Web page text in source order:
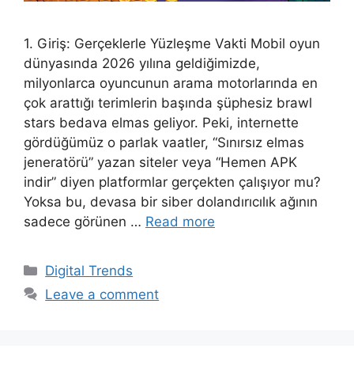
1. Giriş: Gerçeklerle Yüzleşme Vakti Mobil oyun
dünyasında 2026 yılına geldiğimizde,
milyonlarca oyuncunun arama motorlarında en
çok arattığı terimlerin başında şüphesiz brawl
stars bedava elmas geliyor. Peki, internette
gördüğümüz o parlak vaatler, “Sınırsız elmas
jeneratörü” yazan siteler veya “Hemen APK
indir” diyen platformlar gerçekten çalışıyor mu?
Yoksa bu, devasa bir siber dolandırıcılık ağının
sadece görünen … Read more
Categories
Digital Trends
Leave a comment